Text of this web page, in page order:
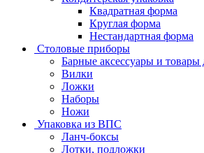
Квадратная форма
Круглая форма
Нестандартная форма
Столовые приборы
Барные аксессуары и товары
Вилки
Ложки
Наборы
Ножи
Упаковка из ВПС
Ланч-боксы
Лотки, подложки